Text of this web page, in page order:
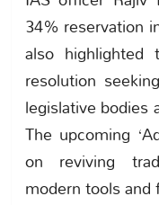
34% reservation
also
resolution
legislative
The upcoming
on reviving
modern tools